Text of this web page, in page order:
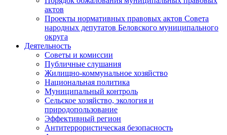
актов
Проекты нормативных правовых актов Совета
народных депутатов Беловского муниципального
округа
Деятельность
Советы и комиссии
Публичные слушания
Жилищно-коммунальное хозяйство
Национальная политика
Муниципальный контроль
Сельское хозяйство, экология и
природопользование
Эффективный регион
Антитеррористическая безопасность